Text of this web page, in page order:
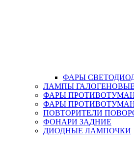
ФАРЫ
ЛАМПЫ ГАЛОГЕНОВЫЕ
ФАРЫ
ФАРЫ
ПОВТОРИТЕЛИ
ФОНАРИ ЗАДНИЕ
ДИОДНЫЕ ЛАМПОЧКИ